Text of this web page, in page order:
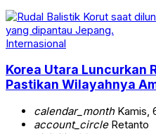
Internasional
Korea Utara Luncurkan
Pastikan Wilayahnya
calendar_monthKamis,
account_circleRetanto